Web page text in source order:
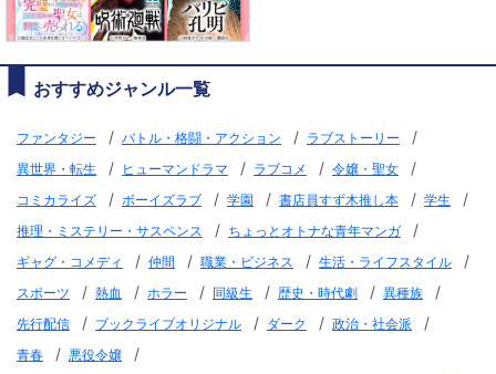
おすすめジャンル一覧
ファンタジー / バトル・格闘・アクション / ラブストーリー /
異世界・転生 / ヒューマンドラマ / ラブコメ / 令嬢・聖女 /
コミカライズ / ボーイズラブ / 学園 / 書店員すず木推し本 / 学生 /
推理・ミステリー・サスペンス / ちょっとオトナな青年マンガ /
ギャグ・コメディ / 仲間 / 職業・ビジネス / 生活・ライフスタイル /
スポーツ / 熱血 / ホラー / 同級生 / 歴史・時代劇 / 異種族 /
先行配信 / ブックライブオリジナル / ダーク / 政治・社会派 /
青春 / 悪役令嬢
/